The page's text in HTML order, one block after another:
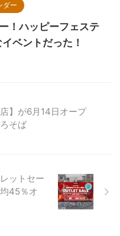
ダー
！ハッピーフェステ
ベントだった！
】が6月14日オープ
そば
ットセー
45％オ